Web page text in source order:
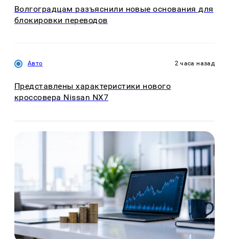
Волгоградцам разъяснили новые основания для
блокировки переводов
Авто 2 часа назад
Представлены характеристики нового
кроссовера Nissan NX7